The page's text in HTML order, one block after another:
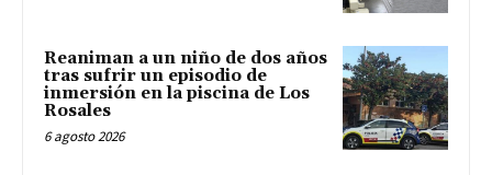
Reaniman a un niño de dos años
tras sufrir un episodio de
inmersión en la piscina de Los
Rosales
6 agosto 2026